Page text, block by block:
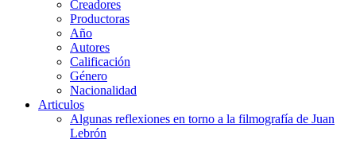
Creadores
Productoras
Año
Autores
Calificación
Género
Nacionalidad
Articulos
Algunas reflexiones en torno a la filmografía de Juan
Lebrón